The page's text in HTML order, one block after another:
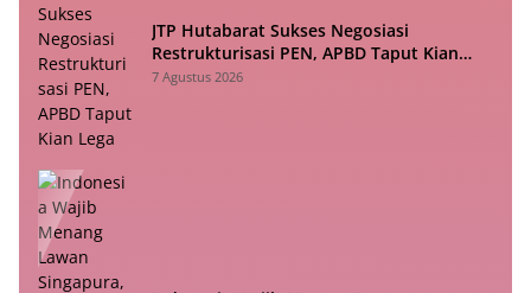
JTP Hutabarat Sukses Negosiasi
Restrukturisasi PEN, APBD Taput Kian
Lega
7 Agustus 2026